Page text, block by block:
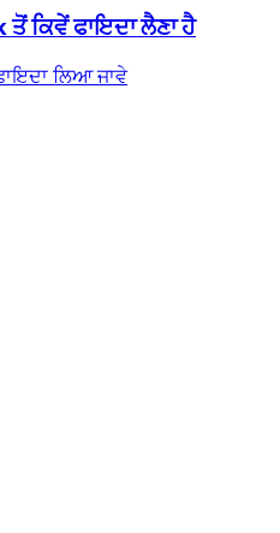
ਕਿਵੇਂ ਫਾਇਦਾ ਲੈਣਾ ਹੈ
ਲਿਆ ਜਾਵੇ